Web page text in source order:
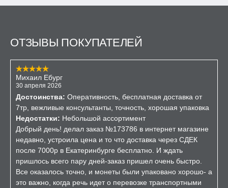
ОТЗЫВЫ ПОКУПАТЕЛЕЙ
Михаил Ебург
30 апреля 2026
Достоинства: Оперативность, бесплатная доставка от
7тр, вежливые консультанты, точность, хорошая упаковка
Недостатки: Небольшой ассортимент
Добрый день! делал заказ №173786 в интернет магазине
недавно, устроила цена и то что доставка через СДЕК
после 7000р в Екатеринбурге бесплатно. И ждать
пришлось всего пару дней-заказ пришел очень быстро.
Все оказалось точно, и монеты были упаковано хорошо- а
это важно, когда речь идет о перевозке транспортными